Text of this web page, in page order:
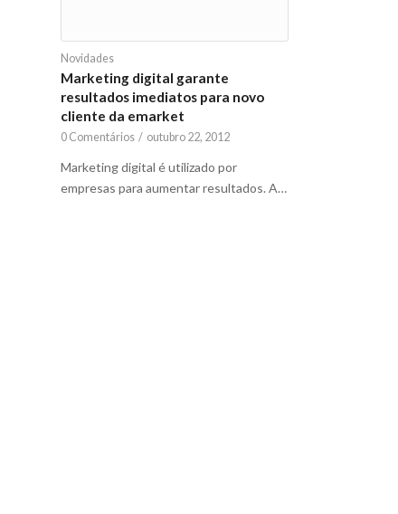
Novidades
Marketing digital garante
resultados imediatos para novo
cliente da emarket
0 Comentários / outubro 22, 2012
Marketing digital é utilizado por
empresas para aumentar resultados. A…